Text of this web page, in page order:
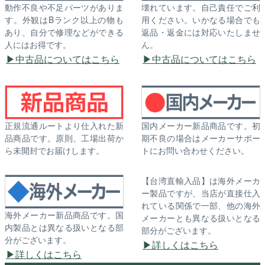
動作不良や不足パーツがありま
す。外観はBランク以上の物も
あり、自分で修理などができる
人にはお得です。
中古品についてはこちら
壊れています。自己責任でご利
用ください。いかなる場合でも
返品・返金には対応いたしませ
ん。
中古品についてはこちら
正規流通ルートより仕入れた新
品商品です。原則、工場出荷か
ら未開封でお届けします。
国内メーカー新品商品です。初
期不良の場合はメーカーサポー
トにお問い合わせください。
海外メーカー新品商品です。国
内製品とは異なる扱いとなる部
分がございます。
詳しくはこちら
【台湾直輸入品】は海外メーカ
ー製品ですが、当店が直接仕入
れている関係で一部、他の海外
メーカーとも異なる扱いとなる
部分がございます。
詳しくはこちら